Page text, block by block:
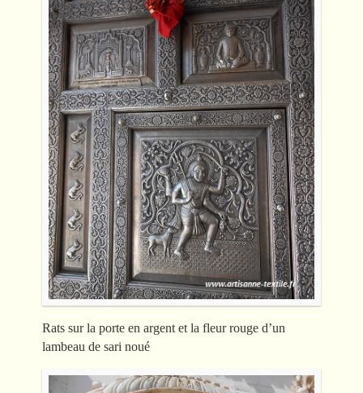
Rats sur la porte en argent et la fleur rouge d’un
lambeau de sari noué